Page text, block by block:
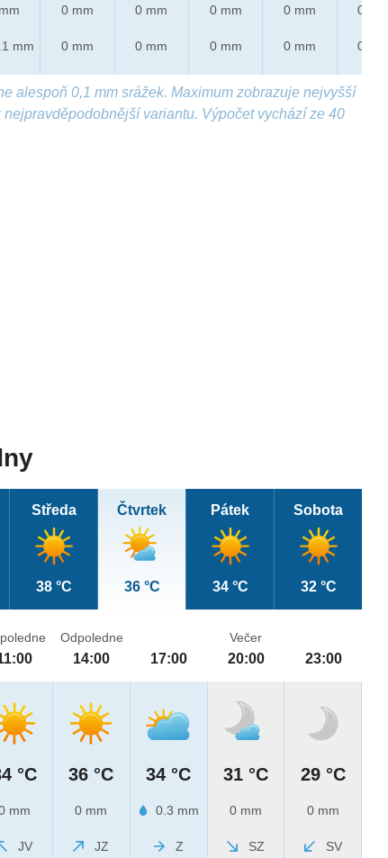
mm
0 mm
0 mm
0 mm
0 mm
0 mm
0 mm
0 mm
0 mm
0 mm
0 mm
alespoň 0,1 mm srážek. Maximum zobrazuje nejvyšší
variantu. Výpočet vychází ze 40
Středa
38 °C
Čtvrtek
36 °C
Pátek
34 °C
Sobota
32 °C
°C
mm
JV
Odpoledne
14:00
36 °C
0 mm
JZ
17:00
34 °C
0.3 mm
Z
Večer
20:00
31 °C
0 mm
SZ
23:00
29 °C
0 mm
SV